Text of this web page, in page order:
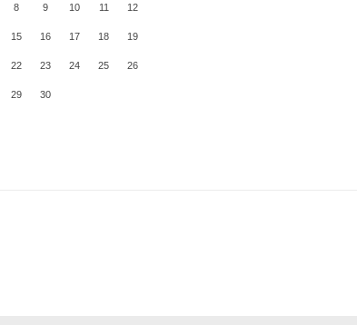
8 9 10 11 12
15 16 17 18 19
22 23 24 25 26
29 30